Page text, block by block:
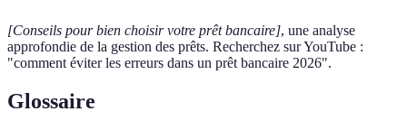
[Conseils pour bien choisir votre prêt bancaire], une analyse
approfondie de la gestion des prêts. Recherchez sur YouTube :
"comment éviter les erreurs dans un prêt bancaire 2026".
Glossaire